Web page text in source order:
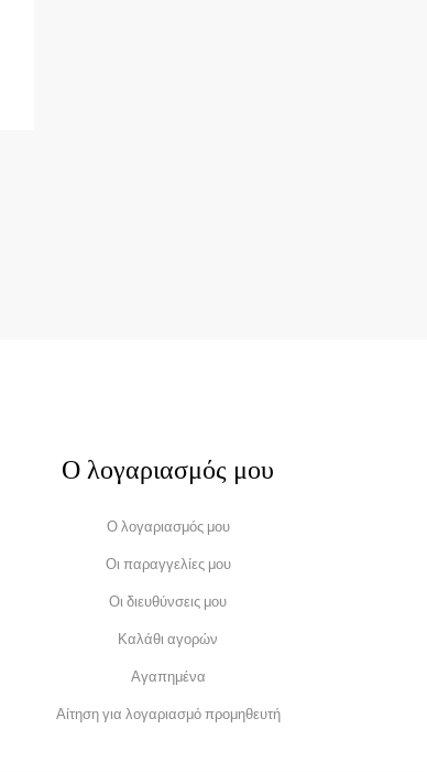
Ο λογαριασμός μου
Ο λογαριασμός μου
Οι παραγγελίες μου
Οι διευθύνσεις μου
Καλάθι αγορών
Αγαπημένα
Αίτηση για λογαριασμό προμηθευτή